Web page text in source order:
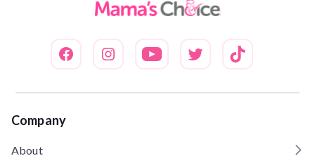
Company
About